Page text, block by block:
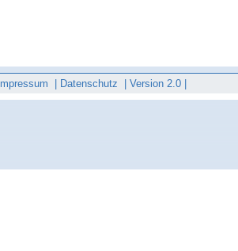
Impressum Datenschutz Version 2.0 |